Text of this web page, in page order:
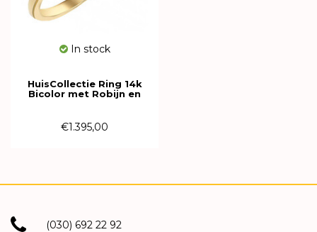
In stock
HuisCollectie Ring 14k
Bicolor met Robijn en
€1.395,00
(030) 692 22 92